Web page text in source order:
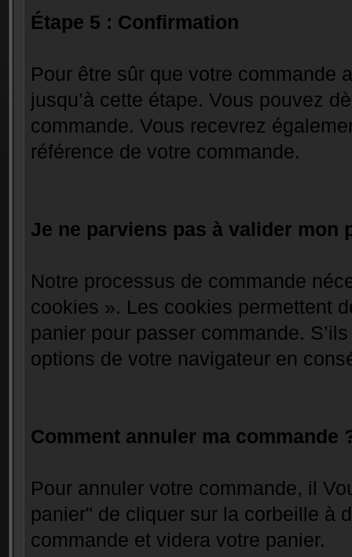
Étape 5 : Confirmation
Pour être sûr que votre commande
jusqu’à cette étape. Vous pouvez
commande. Vous recevrez
référence de votre commande.
Je ne parviens pas à valider mon
Notre processus de commande
cookies ». Les cookies permettent
panier pour passer commande.
options de votre navigateur en
Comment annuler ma commande
Pour annuler votre commande, il
panier" de cliquer sur la corbeille à
commande et videra votre panier.